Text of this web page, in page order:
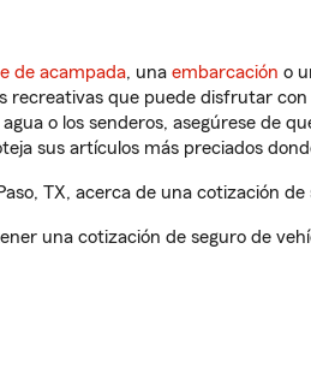
de acampada, una embarcación o
recreativas que puede disfrutar
o los senderos, asegúrese de
sus artículos más preciados
TX, acerca de una cotización
una cotización de seguro de